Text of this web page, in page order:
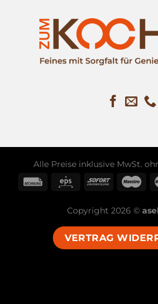
Alle Preise inklusive MwSt.
Copyright 2026 ©
VERTRAG